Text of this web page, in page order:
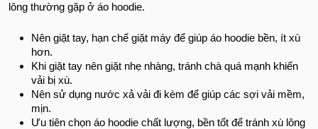
lông thường gặp ở áo hoodie.
Nên giặt tay, hạn chế giặt máy để giúp áo hoodie bền, ít xù
hơn.
Khi giặt tay nên giặt nhẹ nhàng, tránh chà quá mạnh khiến
vải bị xù.
Nên sử dụng nước xả vải đi kèm để giúp các sợi vải mềm,
mịn.
Ưu tiên chọn áo hoodie chất lượng, bền tốt để tránh xù lông